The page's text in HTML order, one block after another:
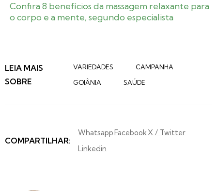
Confira 8 benefícios da massagem relaxante para
o corpo e a mente, segundo especialista
LEIA MAIS
SOBRE
VARIEDADES
CAMPANHA
GOIÂNIA
SAÚDE
COMPARTILHAR:
Whatsapp FacebookX / Twitter
Linkedin